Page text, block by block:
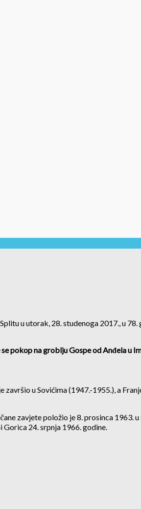
u utorak, 28. studenoga 2017., u
pokop na groblju Gospe od Anđela u
u Sovićima (1947.-1955.), a
zavjete položio je 8. prosinca 1963.
24. srpnja 1966. godine.